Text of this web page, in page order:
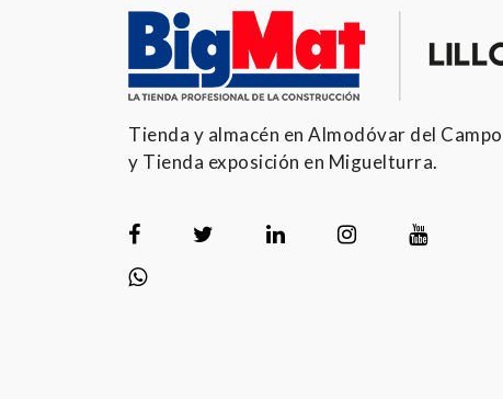
Tienda y almacén en Almodóvar del Campo
y Tienda exposición en Miguelturra.